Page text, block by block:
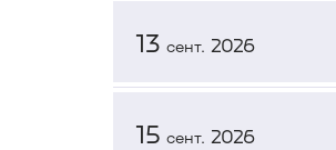
13 сент. 2026
15 сент. 2026